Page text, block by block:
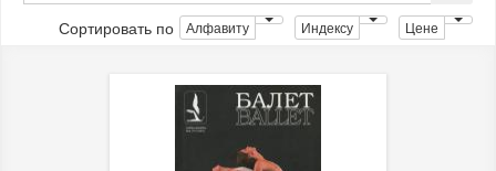
Сортировать по Алфавиту Индексу Цене